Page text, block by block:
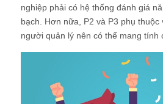
nghiệp phải có hệ thống đánh giá
bạch. Hơn nữa, P2 và P3 phụ thuộc
người quản lý nên có thể mang tính